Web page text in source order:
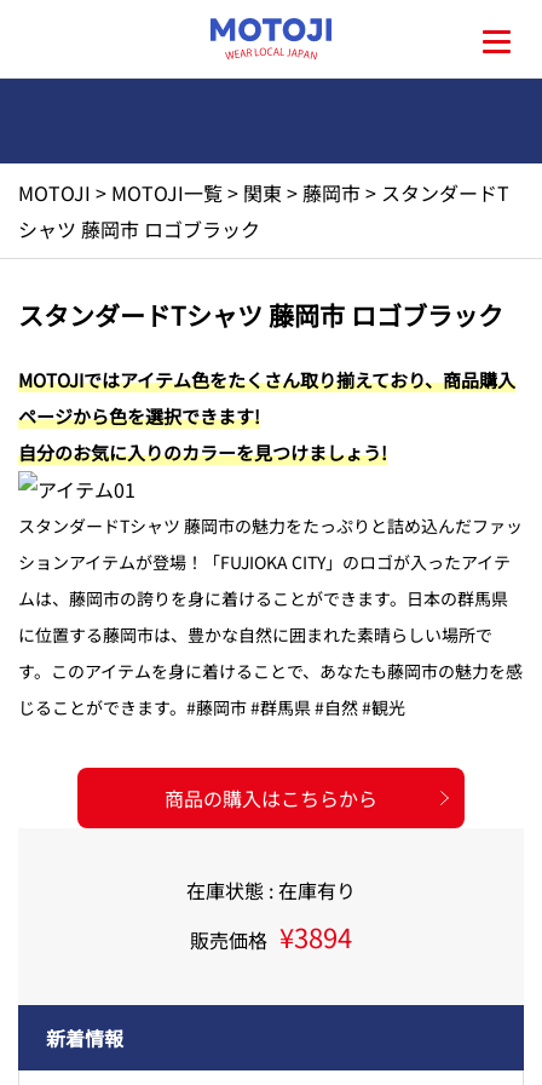
HOME
地元一覧
お問い合わせ
MOTOJI > MOTOJI一覧> 関東 > 藤岡市> スタンダードT
シャツ 藤岡市 ロゴブラック
新着情報
スタンダードTシャツ 藤岡市 ロゴブラック
MOTOJIではアイテム色をたくさん取り揃えており、商品購入
ページから色を選択できます!
自分のお気に入りのカラーを見つけましょう!
スタンダードTシャツ 藤岡市の魅力をたっぷりと詰め込んだファッ
ションアイテムが登場！「FUJIOKA CITY」のロゴが入ったアイテ
ムは、藤岡市の誇りを身に着けることができます。日本の群馬県
に位置する藤岡市は、豊かな自然に囲まれた素晴らしい場所で
す。このアイテムを身に着けることで、あなたも藤岡市の魅力を感
じることができます。#藤岡市 #群馬県 #自然 #観光
商品の購入はこちらから
在庫状態 : 在庫有り
販売価格 ¥3894